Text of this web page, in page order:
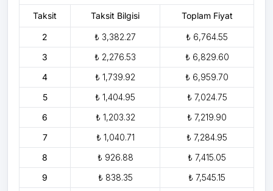
Taksit Taksit Bilgisi Toplam Fiyat
2 ₺ 3,382.27
₺ 6,764.55
3
₺ 2,276.53
₺ 6,829.60
4
₺ 1,739.92
₺ 6,959.70
5
₺ 1,404.95
₺ 7,024.75
6
₺ 1,203.32
₺ 7,219.90
7
₺ 1,040.71
₺ 7,284.95
8
₺ 926.88
₺ 7,415.05
9
₺ 838.35
₺ 7,545.15